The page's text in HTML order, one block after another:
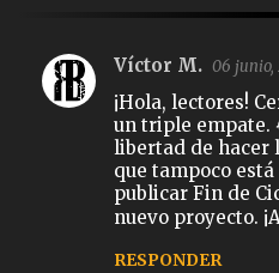
Comentarios
Víctor M. 06 junio,
¡Hola, lectores!
un triple empate.
libertad de hacer
que tampoco
publicar Fin de
nuevo proyecto.
RESPONDER